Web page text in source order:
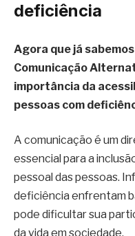
deficiência
Agora que já
Comunicação
importância da
pessoas com
A comunicação é um
essencial para a
pessoal das pessoas.
deficiência enfrentam
pode dificultar sua
da vida em sociedade.